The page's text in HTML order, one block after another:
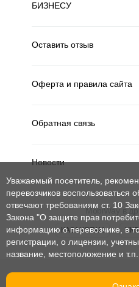
БИЗНЕСУ
Оставить отзыв
Оферта и правила сайта
Обратная связь
Новости
MobiWay в
КАЗАХСТАН
Уважаемый посетитель,
перевозчиков воспользоваться
отвечают требованиям ст. 10
Закона "О защите прав
информацию о перевозчике, в
регистрации, о лицензии,
название, местоположение и т.п.